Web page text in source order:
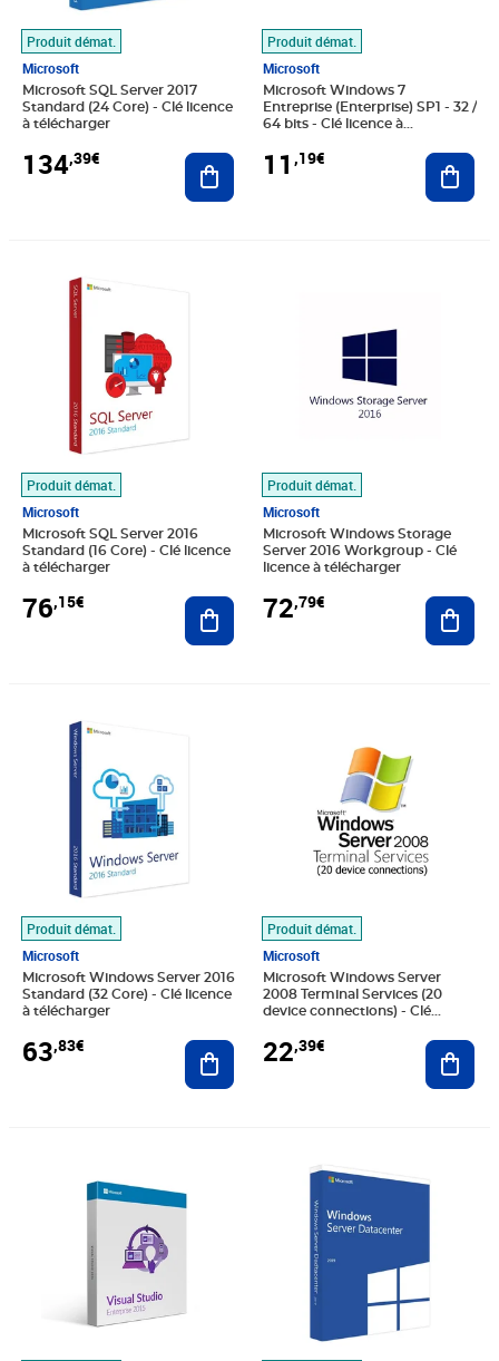
Produit démat.
Microsoft
Microsoft SQL Server 2017
Standard (24 Core) - Clé licence
à télécharger
134,39€ Ajouter au panier
Produit démat.
Microsoft
Microsoft Windows 7
Entreprise (Enterprise) SP1 - 32 /
64 bits - Clé licence à
11 ,19€
Produit démat.
Microsoft
Microsoft SQL Server 2016
Standard (16 Core) - Clé licence
à télécharger
76,15€ Ajouter au panier
Produit démat.
Microsoft
Microsoft Windows Storage
Server 2016 Workgroup - Clé
licence à télécharger
72,79€
Produit démat.
Microsoft
Microsoft Windows Server 2016
Standard (32 Core) - Clé licence
à télécharger
63,83€ Ajouter au panier
Produit démat.
Microsoft
Microsoft Windows Server
2008 Terminal Services (20
device connections) - Clé
22,39€